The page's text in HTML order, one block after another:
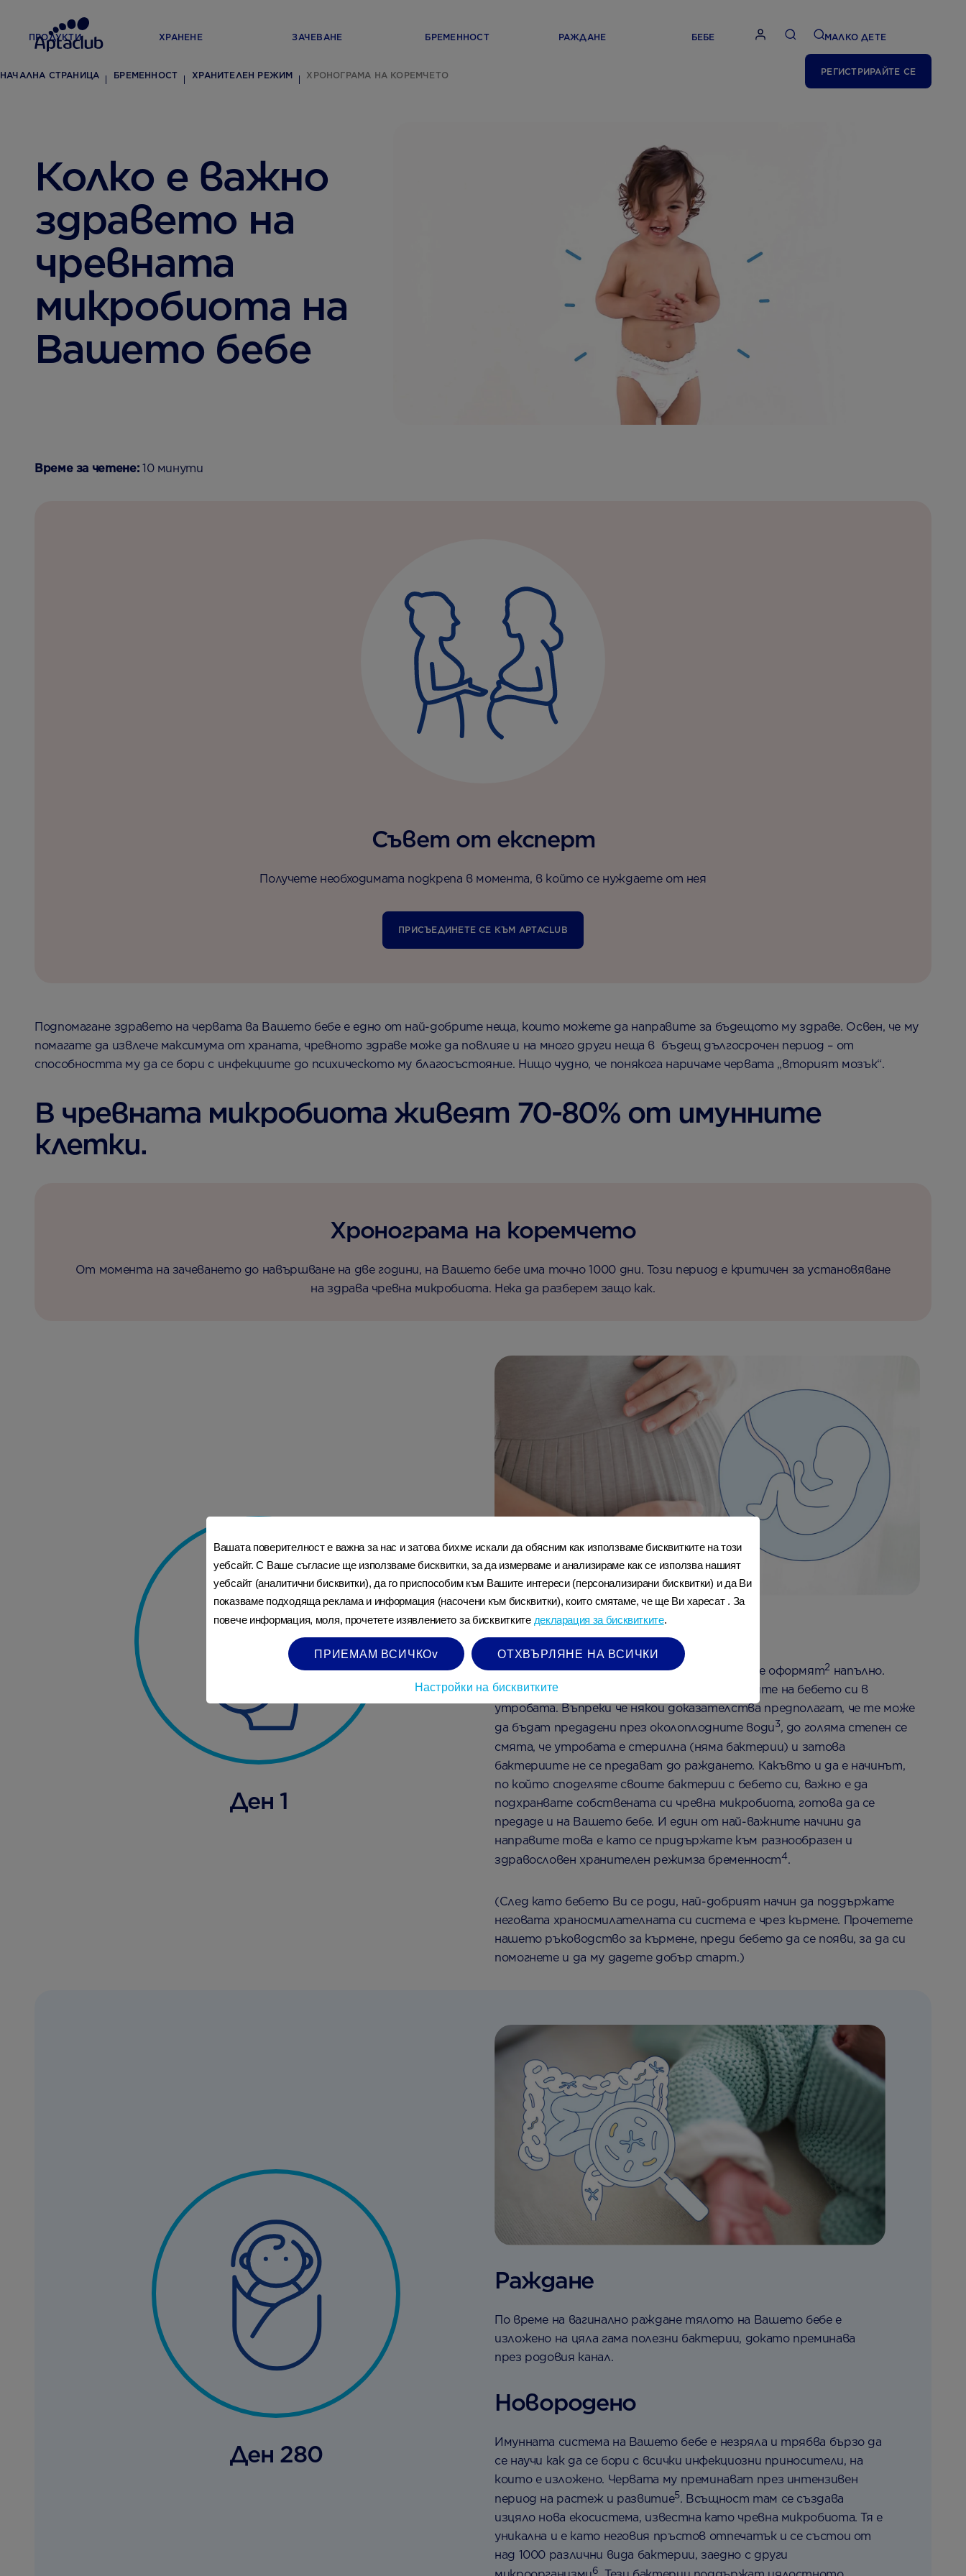
РЕГИСТРИРАЙТЕ СЕ
ПРОДУКТИ ХРАНЕНЕ ЗАЧЕВАНЕ БРЕМЕННОСТ РАЖДАНЕ БЕБЕ МАЛКО ДЕТЕ
НАЧАЛНА СТРАНИЦА БРЕМЕННОСТ ХРАНИТЕЛЕН РЕЖИМ ХРОНОГРАМА НА КОРЕМЧЕТО
Колко е важно
здравето на
чревната
микробиота на
Вашето бебе
Време за четене:10 минути
Съвет от експерт
Получете необходимата подкрепа в момента, в който се нуждаете от нея
ПРИСЪЕДИНЕТЕ СЕ КЪМ APTACLUB
Подпомагане здравето на червата ва Вашето бебе е едно от най-добрите неща, които можете да направите за бъдещото му здраве. Освен, че му
помагате да извлече максимума от храната, чревното здраве може да повлияе и на много други неща в бъдещ дългосрочен период – от
способността му да се бори с инфекциите до психическото му благосъстояние. Нищо чудно, че понякога наричаме червата „вторият мозък“.
В чревната микробиота живеят 70-80% от имунните
клетки.
Хронограма на коремчето
От момента на зачеването до навършване на две години, на Вашето бебе има точно 1000 дни. Този период е критичен за установяване
на здрава чревна микробиота. Нека да разберем защо как.
Ден 1
Ден 1
До 20та седмица червата на Вашето бебе се оформят2 напълно.
Силно се обсъжда дали предавате бактериите на бебето си в
утробата. Въпреки че някои доказателства предполагат, че те може
да бъдат предадени през околоплодните води3, до голяма степен се
смята, че утробата е стерилна (няма бактерии) и затова
бактериите не се предават до раждането. Какъвто и да е начинът,
по който споделяте своите бактерии с бебето си, важно е да
подхранвате собствената си чревна микробиота, готова да се
предаде и на Вашето бебе. И един от най-важните начини да
направите това е като се придържате към разнообразен и
здравословен хранителен режимза бременност4.
(След като бебето Ви се роди, най-добрият начин да поддържате
неговата храносмилателната си система е чрез кърмене. Прочетете
нашето ръководство за кърмене, преди бебето да се появи, за да си
помогнете и да му дадете добър старт.)
Ден 280
Раждане
По време на вагинално раждане тялото на Вашето бебе е
изложено на цяла гама полезни бактерии, докато преминава
през родовия канал.
Новородено
Имунната система на Вашето бебе е незряла и трябва бързо да
се научи как да се бори с всички инфекциозни приносители, на
които е изложено. Червата му преминават през интензивен
период на растеж и развитие5. Всъщност там се създава
изцяло нова екосистема, известна като чревна микробиота. Тя е
уникална и е като неговия пръстов отпечатък и се състои от
над 1000 различни вида бактерии, заедно с други
6
Вашата поверителност е важна за нас и затова бихме искали да обясним как използваме бисквитките на този
уебсайт. С Ваше съгласие ще използваме бисквитки, за да измерваме и анализираме как се използва нашият
уебсайт (аналитични бисквитки), да го приспособим към Вашите интереси (персонализирани бисквитки) и да Ви
показваме подходяща реклама и информация (насочени към бисквитки), които смятаме, че ще Ви харесат . За
повече информация, моля, прочетете изявлението за бисквитките декларация за бисквитките.
ПРИЕМАМ ВСИЧКОv
ОТХВЪРЛЯНЕ НА ВСИЧКИ
Настройки на бисквитките